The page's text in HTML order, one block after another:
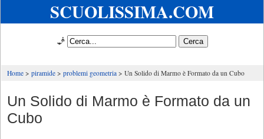
SCUOLISSIMA.COM
🧞
Home piramide problemi geometria Un Solido di Marmo è Formato da un Cubo
Un Solido di Marmo è Formato da un
Cubo